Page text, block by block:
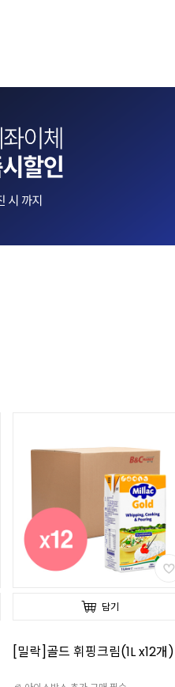
05 :29:25
담기
[밀락]하이스테빌리티 동물성 휘